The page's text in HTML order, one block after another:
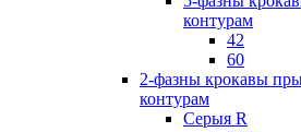
контурам
42
60
2-фазны крокавы
контурам
Серыя R